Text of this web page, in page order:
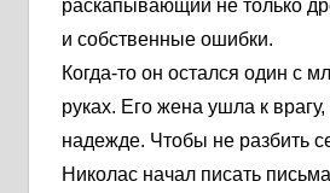
раскапывающий не только
и собственные ошибки.
Когда-то он остался один с
руках. Его жена ушла к
надежде. Чтобы не разбить
Николас начал писать